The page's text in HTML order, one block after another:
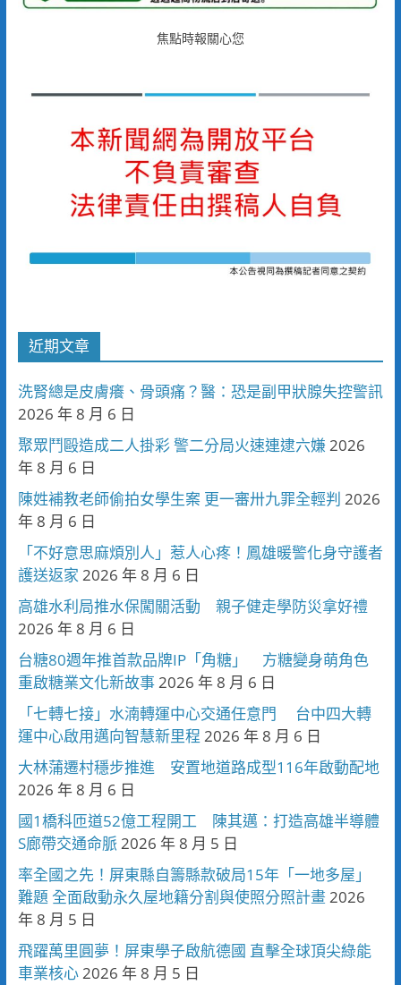
焦點時報關心您
近期文章
洗腎總是皮膚癢、骨頭痛？醫：恐是副甲狀腺失控警訊
2026 年 8 月 6 日
聚眾鬥毆造成二人掛彩 警二分局火速連逮六嫌2026
年 8 月 6 日
陳姓補教老師偷拍女學生案 更一審卅九罪全輕判 2026
年 8 月 6 日
「不好意思麻煩別人」惹人心疼！鳳雄暖警化身守護者
護送返家 2026 年 8 月 6 日
高雄水利局推水保闖關活動 親子健走學防災拿好禮
2026 年 8 月 6 日
台糖80週年推首款品牌IP「角糖」 方糖變身萌角色
重啟糖業文化新故事2026 年 8 月 6 日
「七轉七接」水湳轉運中心交通任意門 台中四大轉
運中心啟用邁向智慧新里程 2026 年 8 月 6 日
大林蒲遷村穩步推進 安置地道路成型116年啟動配地
2026 年 8 月 6 日
國1橋科匝道52億工程開工 陳其邁：打造高雄半導體
S廊帶交通命脈2026 年 8 月 5 日
率全國之先！屏東縣自籌縣款破局15年「一地多屋」
難題 全面啟動永久屋地籍分割與使照分照計畫2026
年 8 月 5 日
飛躍萬里圓夢！屏東學子啟航德國 直擊全球頂尖綠能
車業核心2026 年 8 月 5 日